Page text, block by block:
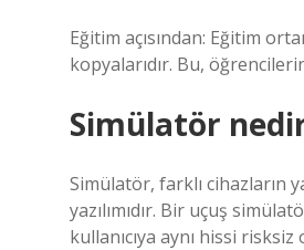
Eğitim açısından: Eğitim
kopyalarıdır. Bu,
Simülatör
Simülatör, farklı cihazların
yazılımıdır. Bir uçuş
kullanıcıya aynı hissi